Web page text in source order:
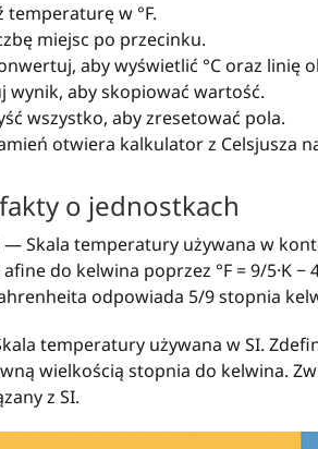
temperaturę w °F.
miejsc po przecinku.
aby wyświetlić °C oraz linię
wynik, aby skopiować wartość.
wszystko, aby zresetować pola.
otwiera kalkulator z Celsjusza
o jednostkach
— Skala temperatury używana w
do kelwina poprzez °F = 9/5·K −
odpowiada 5/9 stopnia
temperatury używana w SI.
wielkością stopnia do kelwina.
z SI.